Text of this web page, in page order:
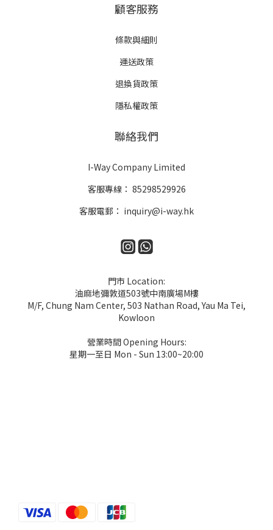
顧客服務
條款與細則
運送政策
退換貨政策
隱私權政策
聯絡我們
I-Way Company Limited
客服專線： 85298529926
客服電郵： inquiry@i-way.hk
門市 Location:
油麻地彌敦道503號中南廣場M樓
M/F, Chung Nam Center, 503 Nathan Road, Yau Ma Tei,
Kowloon
營業時間 Opening Hours:
星期一至日 Mon - Sun 13:00~20:00